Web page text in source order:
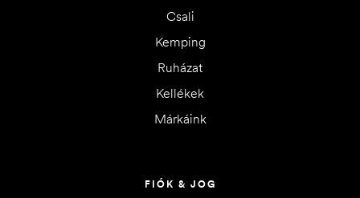
Csali
Kemping
Ruházat
Kellékek
Márkáink
FIÓK & JOG